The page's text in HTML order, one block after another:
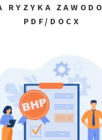
RYZYKA
PDF/DOCX